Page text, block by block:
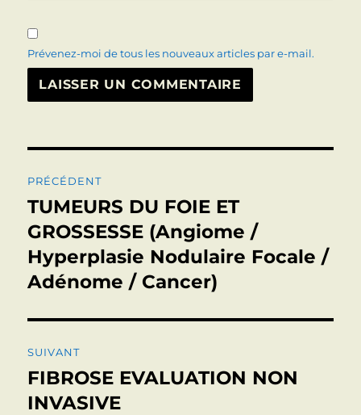
Prévenez-moi de tous les nouveaux articles par e-mail.
de
l’article
PRÉCÉDENT
Publication
précédente :
TUMEURS DU FOIE ET
GROSSESSE (Angiome /
Hyperplasie Nodulaire Focale /
Adénome / Cancer)
SUIVANT
Publication
suivante :
FIBROSE EVALUATION NON
INVASIVE